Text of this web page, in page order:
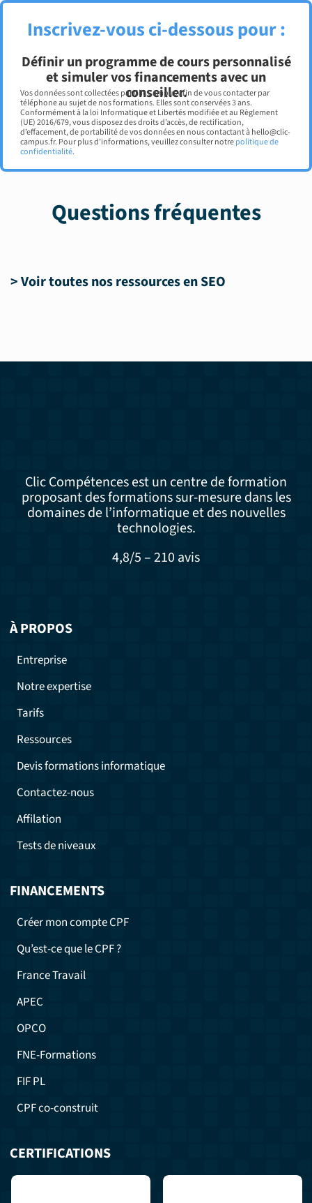
Inscrivez-vous ci-dessous pour :
Définir un programme de cours personnalisé
et simuler vos financements avec un
conseiller.
Vos données sont collectées par Clic Campus afin de vous contacter par
téléphone au sujet de nos formations. Elles sont conservées 3 ans.
Conformément à la loi Informatique et Libertés modifiée et au Règlement
(UE) 2016/679, vous disposez des droits d’accès, de rectification,
d’effacement, de portabilité de vos données en nous contactant à hello@clic-
campus.fr. Pour plus d’informations, veuillez consulter notrepolitique de
confidentialité.
Questions fréquentes
>Voir toutes nos ressources en SEO
Clic Compétences est un centre de formation
proposant des formations sur-mesure dans les
domaines de l’informatique et des nouvelles
technologies.
4,8/5 – 210 avis
À PROPOS
Entreprise
Notre expertise
Tarifs
Ressources
Devis formations informatique
Contactez-nous
Affilation
Tests de niveaux
CERTIFICATIONS
FINANCEMENTS
Créer mon compte CPF
Qu’est-ce que le CPF ?
France Travail
APEC
OPCO
FNE-Formations
FIF PL
CPF co-construit